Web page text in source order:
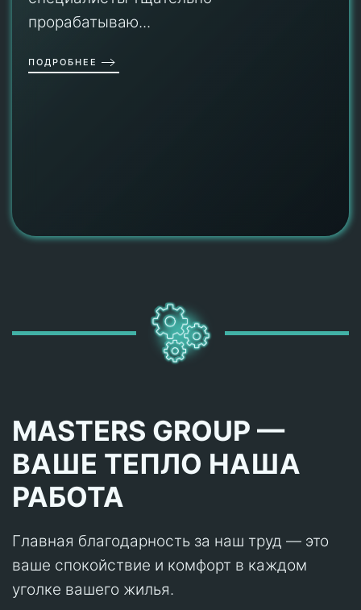
прорабатываю...
ПОДРОБНЕЕ
MASTERS GROUP —
ВАШЕ ТЕПЛО НАША
РАБОТА
Главная благодарность за наш труд — это
ваше спокойствие и комфорт в каждом
уголке вашего жилья.